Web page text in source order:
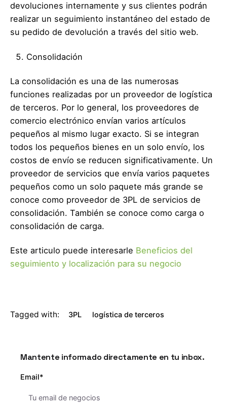
devoluciones internamente y sus clientes podrán
realizar un seguimiento instantáneo del estado de
su pedido de devolución a través del sitio web.
Consolidación
La consolidación es una de las numerosas
funciones realizadas por un proveedor de logística
de terceros. Por lo general, los proveedores de
comercio electrónico envían varios artículos
pequeños al mismo lugar exacto. Si se integran
todos los pequeños bienes en un solo envío, los
costos de envío se reducen significativamente. Un
proveedor de servicios que envía varios paquetes
pequeños como un solo paquete más grande se
conoce como proveedor de 3PL de servicios de
consolidación. También se conoce como carga o
consolidación de carga.
Este articulo puede interesarle Beneficios del
seguimiento y localización para su negocio
Tagged with: 3PL logística de terceros
Mantente informado directamente en tu inbox.
Email*